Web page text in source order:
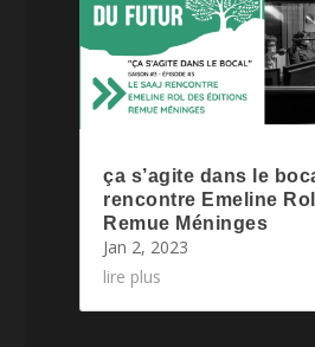
ça s’agite dans le
rencontre Emeline
Remue Méninges
Jan 2, 2023
lire plus